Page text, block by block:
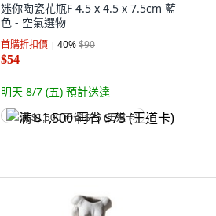
迷你陶瓷花瓶F 4.5 x 4.5 x 7.5cm 藍
色 - 空氣選物
首購折扣價 40%$90
$54
明天 8/7 (五) 預計送達
满 $1,500 再省 $75 (王道卡)